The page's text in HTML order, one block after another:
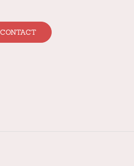
CONTACT